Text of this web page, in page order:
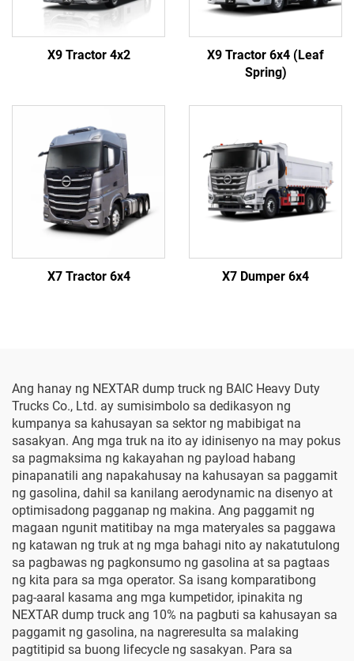
X9 Tractor 4x2
X9 Tractor 6x4 (Leaf
Spring)
X7 Tractor 6x4 X7 Dumper 6x4
Ang hanay ng NEXTAR dump truck ng BAIC Heavy Duty
Trucks Co., Ltd. ay sumisimbolo sa dedikasyon ng
kumpanya sa kahusayan sa sektor ng mabibigat na
sasakyan. Ang mga truk na ito ay idinisenyo na may pokus
sa pagmaksima ng kakayahan ng payload habang
pinapanatili ang napakahusay na kahusayan sa paggamit
ng gasolina, dahil sa kanilang aerodynamic na disenyo at
optimisadong pagganap ng makina. Ang paggamit ng
magaan ngunit matitibay na mga materyales sa paggawa
ng katawan ng truk at ng mga bahagi nito ay nakatutulong
sa pagbawas ng pagkonsumo ng gasolina at sa pagtaas
ng kita para sa mga operator. Sa isang komparatibong
pag-aaral kasama ang mga kumpetidor, ipinakita ng
NEXTAR dump truck ang 10% na pagbuti sa kahusayan sa
paggamit ng gasolina, na nagreresulta sa malaking
pagtitipid sa buong lifecycle ng sasakyan. Para sa